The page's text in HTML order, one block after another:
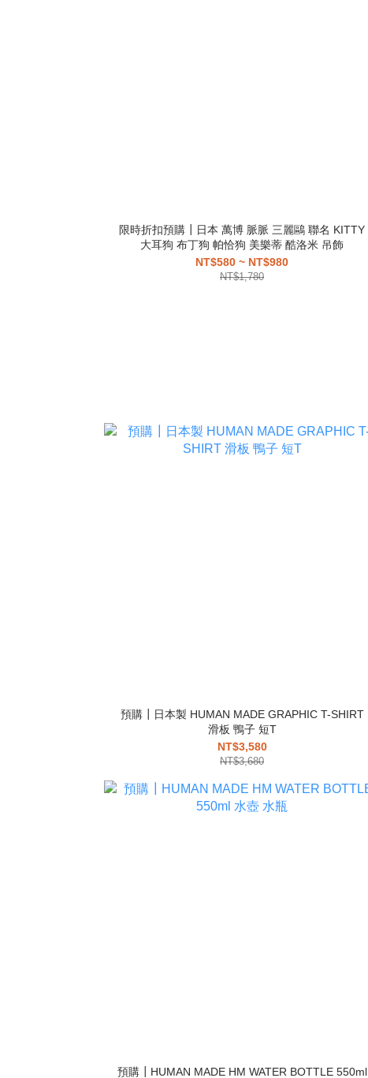
限時折扣預購┃日本 萬博 脈脈 三麗鷗 聯名 KITTY
大耳狗 布丁狗 帕恰狗 美樂蒂 酷洛米 吊飾
NT$580 ~ NT$980
NT$1,780
預購┃日本製 HUMAN MADE GRAPHIC T-SHIRT
滑板 鴨子 短T
NT$3,580
NT$3,680
預購┃HUMAN MADE HM WATER BOTTLE 550ml